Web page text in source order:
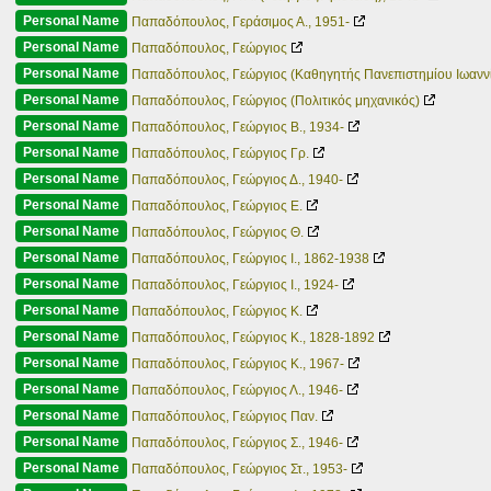
Personal Name
Παπαδόπουλος, Γεράσιμος Α., 1951-
Personal Name
Παπαδόπουλος, Γεώργιος
Personal Name
Παπαδόπουλος, Γεώργιος (Καθηγητής Πανεπιστημίου
Personal Name
Παπαδόπουλος, Γεώργιος (Πολιτικός μηχανικός)
Personal Name
Παπαδόπουλος, Γεώργιος Β., 1934-
Personal Name
Παπαδόπουλος, Γεώργιος Γρ.
Personal Name
Παπαδόπουλος, Γεώργιος Δ., 1940-
Personal Name
Παπαδόπουλος, Γεώργιος Ε.
Personal Name
Παπαδόπουλος, Γεώργιος Θ.
Personal Name
Παπαδόπουλος, Γεώργιος Ι., 1862-1938
Personal Name
Παπαδόπουλος, Γεώργιος Ι., 1924-
Personal Name
Παπαδόπουλος, Γεώργιος Κ.
Personal Name
Παπαδόπουλος, Γεώργιος Κ., 1828-1892
Personal Name
Παπαδόπουλος, Γεώργιος Κ., 1967-
Personal Name
Παπαδόπουλος, Γεώργιος Λ., 1946-
Personal Name
Παπαδόπουλος, Γεώργιος Παν.
Personal Name
Παπαδόπουλος, Γεώργιος Σ., 1946-
Personal Name
Παπαδόπουλος, Γεώργιος Στ., 1953-